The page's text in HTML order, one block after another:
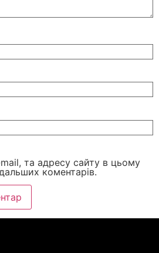
та адресу сайту в цьому
коментарів.